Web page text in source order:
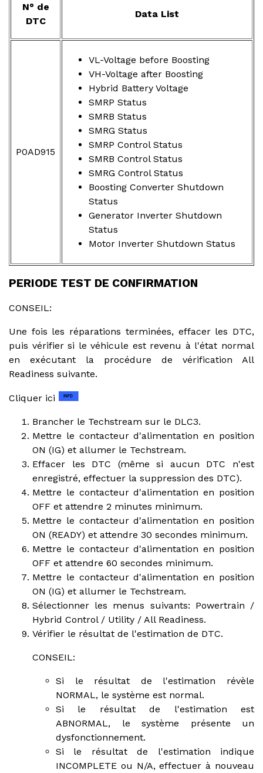
N° de
DTC
Data List
P0AD915
VL-Voltage before Boosting
VH-Voltage after Boosting
Hybrid Battery Voltage
SMRP Status
SMRB Status
SMRG Status
SMRP Control Status
SMRB Control Status
SMRG Control Status
Boosting Converter Shutdown
Status
Generator Inverter Shutdown
Status
Motor Inverter Shutdown Status
PERIODE TEST DE CONFIRMATION
CONSEIL:
Une fois les réparations terminées, effacer les DTC,
puis vérifier si le véhicule est revenu à l'état normal
en exécutant la procédure de vérification All
Readiness suivante.
Cliquer ici
Brancher le Techstream sur le DLC3.
Mettre le contacteur d'alimentation en position
ON (IG) et allumer le Techstream.
Effacer les DTC (même si aucun DTC n'est
enregistré, effectuer la suppression des DTC).
Mettre le contacteur d'alimentation en position
OFF et attendre 2 minutes minimum.
Mettre le contacteur d'alimentation en position
ON (READY) et attendre 30 secondes minimum.
Mettre le contacteur d'alimentation en position
OFF et attendre 60 secondes minimum.
Mettre le contacteur d'alimentation en position
ON (IG) et allumer le Techstream.
Sélectionner les menus suivants: Powertrain /
Hybrid Control / Utility / All Readiness.
Vérifier le résultat de l'estimation de DTC.
CONSEIL:
Si le résultat de l'estimation révèle
NORMAL, le système est normal.
Si le résultat de l'estimation est
ABNORMAL, le système présente un
dysfonctionnement.
Si le résultat de l'estimation indique
INCOMPLETE ou N/A, effectuer à nouveau